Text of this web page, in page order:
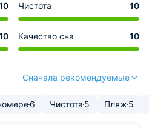
Чистота 10
Качество сна 10
Сначала рекомендуемые
6 Чистота 5 Пляж 5